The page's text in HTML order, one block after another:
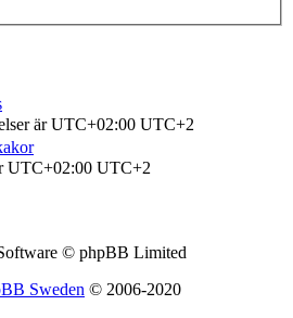
är UTC+02:00 UTC+2
UTC+02:00 UTC+2
© phpBB Limited
Sweden © 2006-2020